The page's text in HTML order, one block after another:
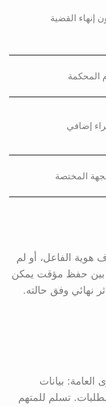
إنهاء القضية
المحكمة
إضافي
المختصة
هوية الفاعل، أو لم
بين حفظ مؤقت يمكن
نهائي وفق حالته.
العامة: بيانات
تسلم للمتهم